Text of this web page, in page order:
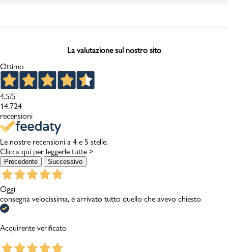
La valutazione sul nostro sito
Ottimo
4,5/5
14.724
recensioni
Le nostre recensioni a 4 e 5 stelle.
Clicca qui per leggerle tutte >
Precedente Successivo
Oggi
consegna velocissima, è arrivato tutto quello che avevo chiesto
Acquirente verificato